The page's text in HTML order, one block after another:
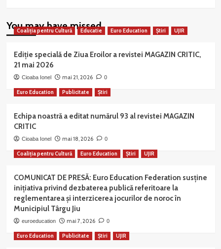
You may have missed
Coaliția pentru Cultură Educatie Euro Education Știri UJIR
Ediție specială de Ziua Eroilor a revistei MAGAZIN CRITIC,
21 mai 2026
Cioaba Ionel mai 21, 2026 0
Euro Education Publicitate Știri
Echipa noastră a editat numărul 93 al revistei MAGAZIN
CRITIC
Cioaba Ionel mai 18, 2026 0
Coaliția pentru Cultură Euro Education Știri UJIR
COMUNICAT DE PRESĂ: Euro Education Federation susține
inițiativa privind dezbaterea publică referitoare la
reglementarea și interzicerea jocurilor de noroc în
Municipiul Târgu Jiu
euroeducation mai 7, 2026 0
Euro Education Publicitate Știri UJIR